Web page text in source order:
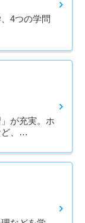
4つの学問
が充実。ホ
ど、…